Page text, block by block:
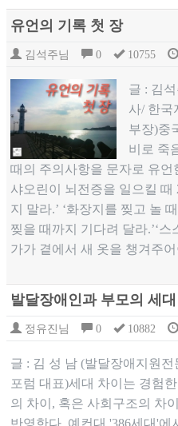
유언의 기록 첫 장
김석주님 0 10755
글 : 김
사/ 한국
부장)​중
비로 죽
때의 주의사항을 문자로 유언
샤오린이 뇌전증을 일으킬
지 말라.’ ‘화장지를 찢고 놀
찢을 때까지 기다려 달라.’‘
가가 곁에서 새 옷을 챙겨주
발달장애인과 부모의 세
정유진님 0 10882
글 : 김 성 남 (발달장애지원전
포럼 대표)세대 차이는 경험한
의 차이, 혹은 사회구조의 차
반영한다. 예컨대 '386세대'에